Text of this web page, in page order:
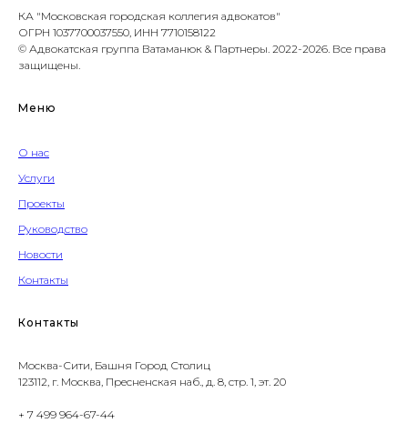
КА "Московская городская коллегия адвокатов"
ОГРН 1037700037550, ИНН 7710158122
© Адвокатская группа Ватаманюк & Партнеры. 2022-2026. Все права
защищены.
Меню
О нас
Услуги
Проекты
Руководство
Новости
Контакты
Контакты
Москва-Сити, Башня Город Столиц
123112, г. Москва, Пресненская наб., д. 8, стр. 1, эт. 20
+ 7 499 964-67-44